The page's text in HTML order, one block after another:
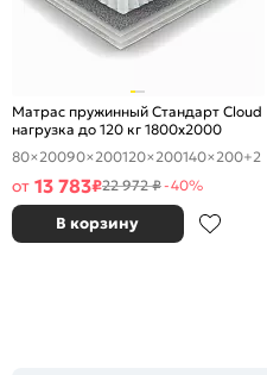
Матрас пружинный Стандарт Cloud
нагрузка до 120 кг 1800x2000
80×20090×200120×200140×200+2
от 13 783₽22 972 ₽-40%
В корзину